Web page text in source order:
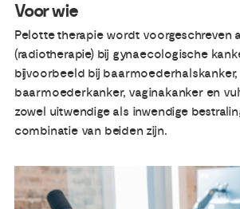
Voor wie
Pelotte therapie wordt voorgeschreven
(radiotherapie) bij gynaecologische
bijvoorbeeld bij baarmoederhalskanker,
baarmoederkanker, vaginakanker en
zowel uitwendige als inwendige
combinatie van beiden zijn.